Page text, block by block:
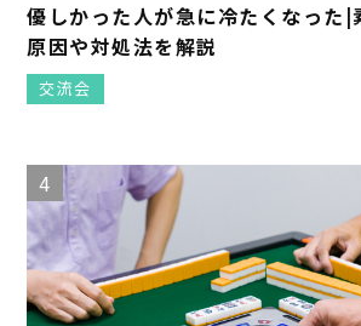
優しかった人が急に冷たくなった|
原因や対処法を解説
交流会
4